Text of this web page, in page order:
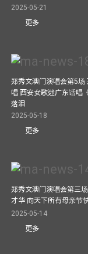
2025-05-21
更多
郑秀文澳门演唱会第5场
唱 西安女歌迷广东话唱
落泪
2025-05-18
更多
郑秀文澳门演唱会第三
才华 向天下所有母亲节
2025-05-14
更多